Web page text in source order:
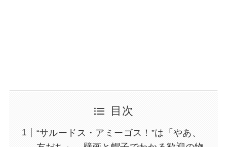
目次
“サルードス・アミーゴス！”は「やあ、